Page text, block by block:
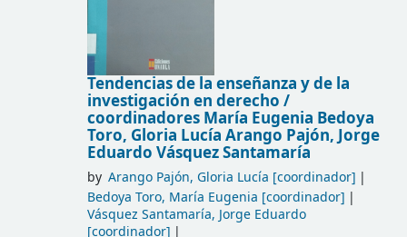
Tendencias de la enseñanza y de la
investigación en derecho /
coordinadores María Eugenia Bedoya
Toro, Gloria Lucía Arango Pajón, Jorge
Eduardo Vásquez Santamaría
by Arango Pajón, Gloria Lucía [coordinador]
Bedoya Toro, María Eugenia [coordinador]
Vásquez Santamaría, Jorge Eduardo
[coordinador]